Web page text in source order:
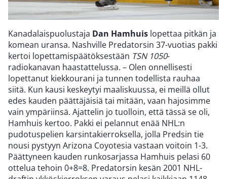
Kanadalaispuolustaja Dan Hamhuis lopettaa pitkän ja
komean uransa. Nashville Predatorsin 37-vuotias pakki
kertoi lopettamispäätöksestään TSN 1050-
radiokanavan haastattelussa. – Olen onnellisesti
lopettanut kiekkourani ja tunnen todellista rauhaa
siitä. Kun kausi keskeytyi maaliskuussa, ei meillä ollut
edes kauden päättäjäisiä tai mitään, vaan hajosimme
vain ympäriinsä. Ajattelin jo tuolloin, että tässä se oli,
Hamhuis kertoo. Pakki ei pelannut enää NHL:n
pudotuspelien karsintakierroksella, jolla Predsin tie
nousi pystyyn Arizona Coyotesia vastaan voitoin 1-3.
Päättyneen kauden runkosarjassa Hamhuis pelasi 60
ottelua tehoin 0+8=8. Predatorsin kesän 2001 NHL-